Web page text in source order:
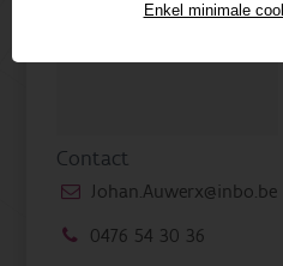
Enkel minimale
Contact
Johan.Auwerx@inbo.be
0476 54 30 36